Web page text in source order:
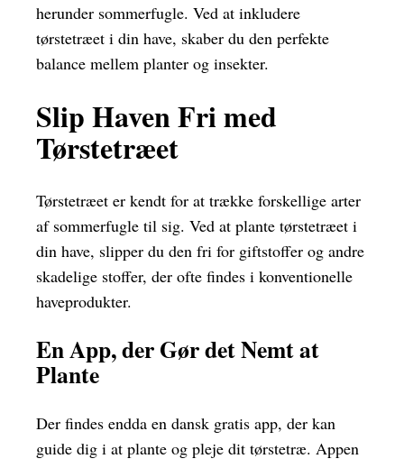
herunder sommerfugle. Ved at inkludere
tørstetræet i din have, skaber du den perfekte
balance mellem planter og insekter.
Slip Haven Fri med
Tørstetræet
Tørstetræet er kendt for at trække forskellige arter
af sommerfugle til sig. Ved at plante tørstetræet i
din have, slipper du den fri for giftstoffer og andre
skadelige stoffer, der ofte findes i konventionelle
haveprodukter.
En App, der Gør det Nemt at
Plante
Der findes endda en dansk gratis app, der kan
guide dig i at plante og pleje dit tørstetræ. Appen